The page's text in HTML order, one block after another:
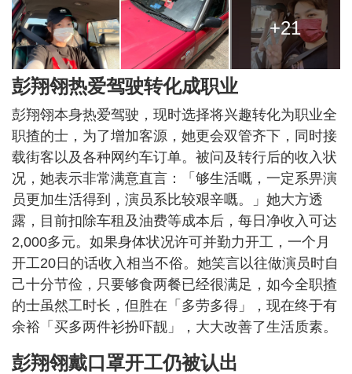
+21
彭翔翎热爱驾驶转化成职业
彭翔翎本身热爱驾驶，现时选择将兴趣转化为职业全
职揸的士，为了增加客源，她更会双管齐下，同时接
载街客以及各种网约车订单。被问及转行后的收入状
况，她表示非常满意直言：「够生活嘅，一定系畀演
员更加生活得到，演员系比较艰辛嘅。」她大方透
露，目前扣除车租及油费等成本后，每日净收入可达
2,000多元。如果身体状况许可并勤力开工，一个月
开工20日的话收入相当不俗。她笑言以往做演员时自
己十分节俭，只要够食两餐已经很满足，如今全职揸
的士虽然工时长，但胜在「多劳多得」，现在终于有
余裕「买多两件衫扮吓靓」，大大改善了生活质素。
彭翔翎戴口罩开工仍被认出